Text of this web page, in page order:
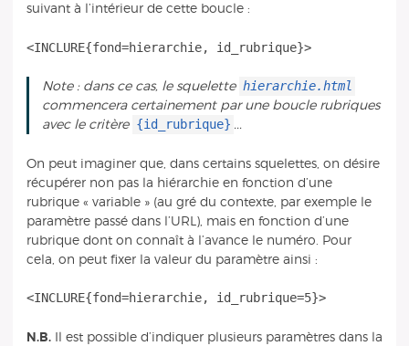
suivant à l’intérieur de cette boucle :
<INCLURE{fond=hierarchie, id_rubrique}>
Note : dans ce cas, le squelette hierarchie.html
commencera certainement par une boucle rubriques
avec le critère {id_rubrique} ...
On peut imaginer que, dans certains squelettes, on désire
récupérer non pas la hiérarchie en fonction d’une
rubrique « variable » (au gré du contexte, par exemple le
paramètre passé dans l’URL), mais en fonction d’une
rubrique dont on connaît à l’avance le numéro. Pour
cela, on peut fixer la valeur du paramètre ainsi :
<INCLURE{fond=hierarchie, id_rubrique=5}>
N.B.Il est possible d’indiquer plusieurs paramètres dans la